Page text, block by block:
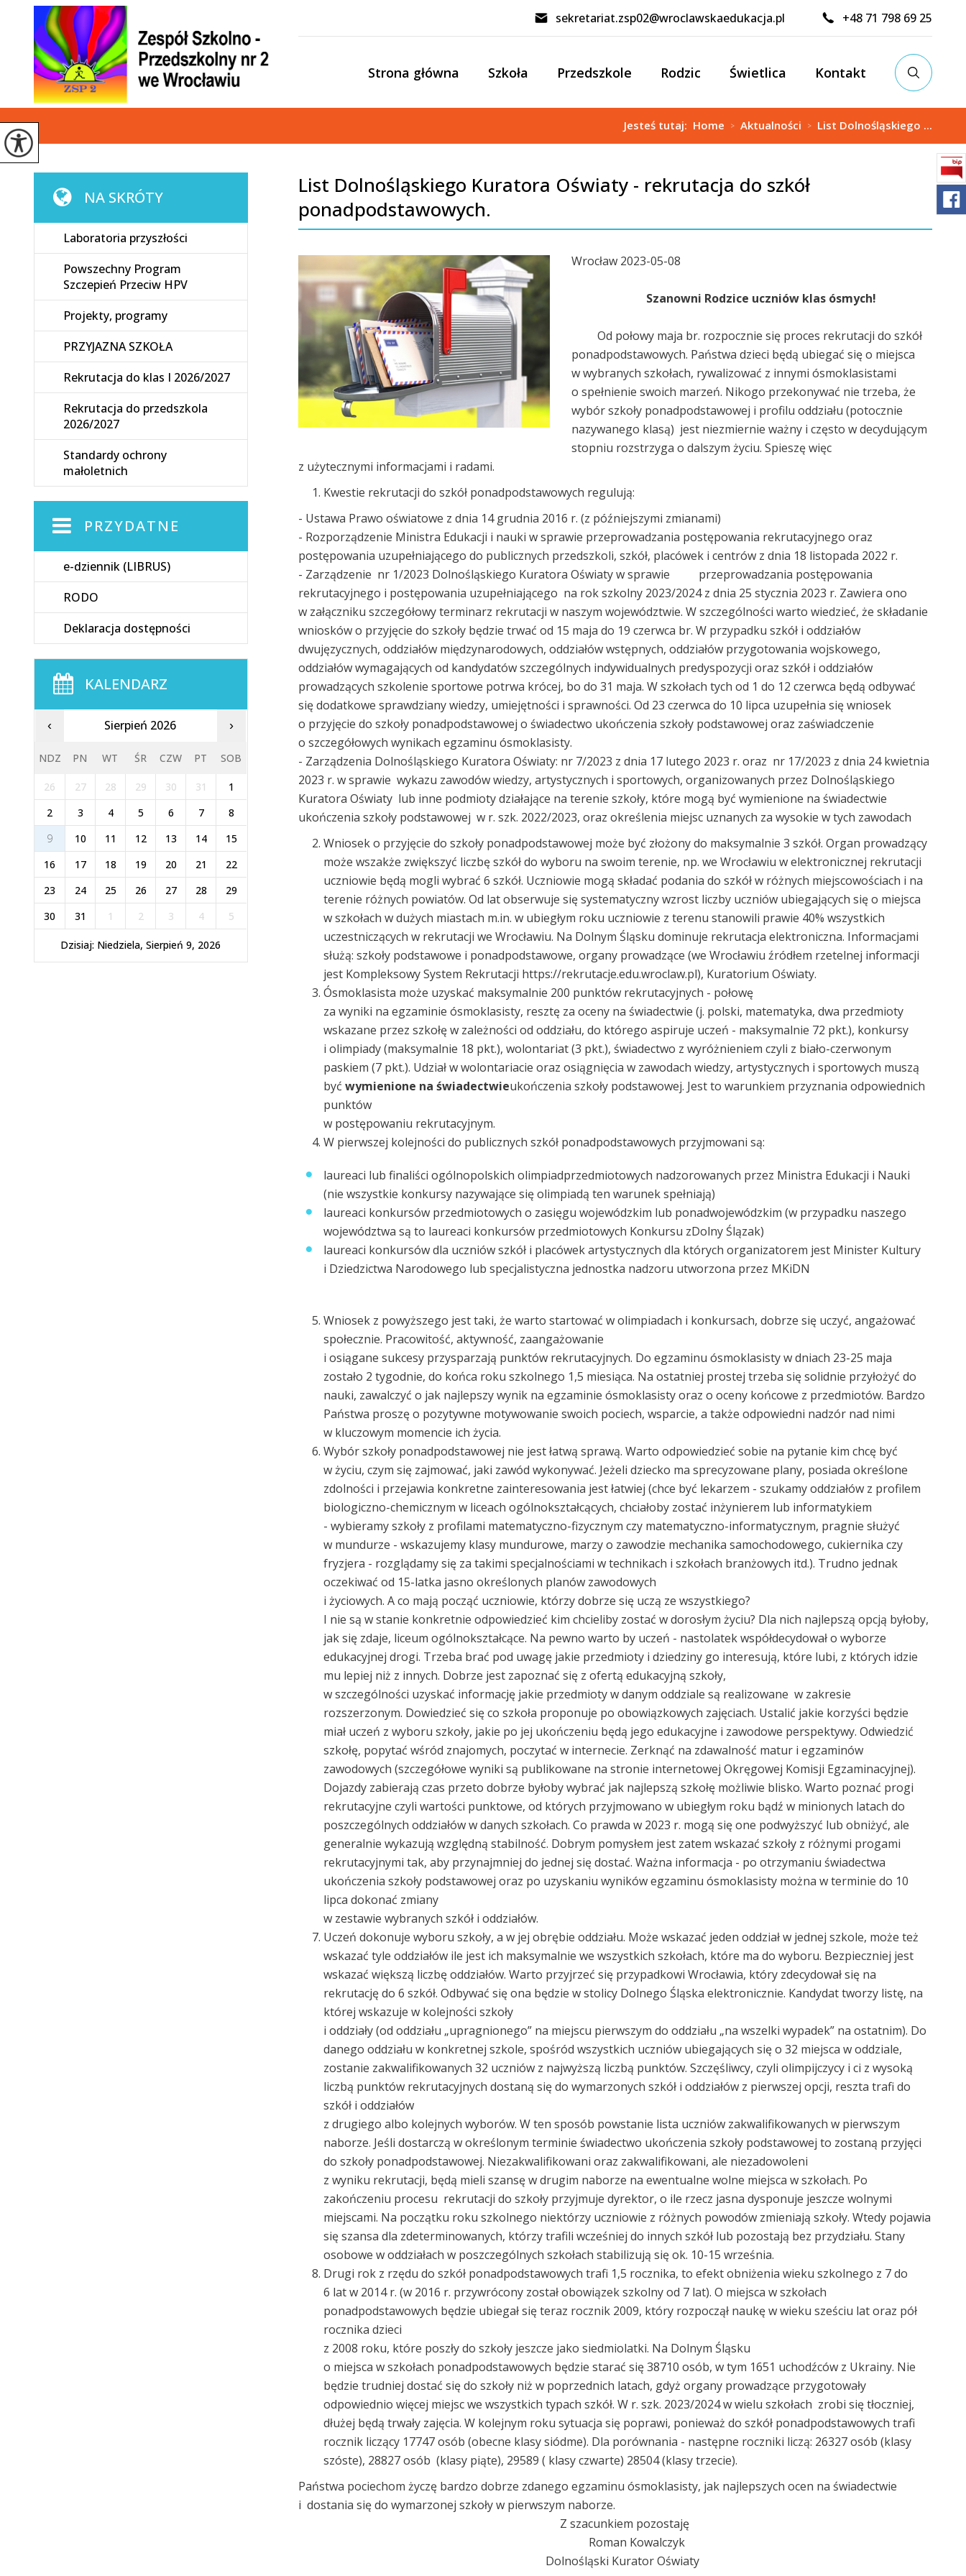
sekretariat.zsp02@wroclawskaedukacja.pl +48 71 798 69 25
Strona główna Szkoła Przedszkole Rodzic Świetlica Kontakt
Jesteś tutaj: Home > Aktualności > List Dolnośląskiego ...
List Dolnośląskiego Kuratora Oświaty - rekrutacja do szkół
ponadpodstawowych.
Wrocław 2023-05-08
Szanowni Rodzice uczniów klas ósmych!
Od połowy maja br. rozpocznie się proces rekrutacji do szkół
ponadpodstawowych. Państwa dzieci będą ubiegać się o miejsca
w wybranych szkołach, rywalizować z innymi ósmoklasistami
o spełnienie swoich marzeń. Nikogo przekonywać nie trzeba, że
wybór szkoły ponadpodstawowej i profilu oddziału (potocznie
nazywanego klasą) jest niezmiernie ważny i często w decydującym
stopniu rozstrzyga o dalszym życiu. Spieszę więc
z użytecznymi informacjami i radami.
Kwestie rekrutacji do szkół ponadpodstawowych regulują:
- Ustawa Prawo oświatowe z dnia 14 grudnia 2016 r. (z późniejszymi zmianami)
- Rozporządzenie Ministra Edukacji i nauki w sprawie przeprowadzania postępowania rekrutacyjnego oraz
postępowania uzupełniającego do publicznych przedszkoli, szkół, placówek i centrów z dnia 18 listopada 2022 r.
- Zarządzenie nr 1/2023 Dolnośląskiego Kuratora Oświaty w sprawie przeprowadzania postępowania
rekrutacyjnego i postępowania uzupełniającego na rok szkolny 2023/2024 z dnia 25 stycznia 2023 r. Zawiera ono
w załączniku szczegółowy terminarz rekrutacji w naszym województwie. W szczególności warto wiedzieć, że składanie
wniosków o przyjęcie do szkoły będzie trwać od 15 maja do 19 czerwca br. W przypadku szkół i oddziałów
dwujęzycznych, oddziałów międzynarodowych, oddziałów wstępnych, oddziałów przygotowania wojskowego,
oddziałów wymagających od kandydatów szczególnych indywidualnych predyspozycji oraz szkół i oddziałów
prowadzących szkolenie sportowe potrwa krócej, bo do 31 maja. W szkołach tych od 1 do 12 czerwca będą odbywać
się dodatkowe sprawdziany wiedzy, umiejętności i sprawności. Od 23 czerwca do 10 lipca uzupełnia się wniosek
o przyjęcie do szkoły ponadpodstawowej o świadectwo ukończenia szkoły podstawowej oraz zaświadczenie
o szczegółowych wynikach egzaminu ósmoklasisty.
- Zarządzenia Dolnośląskiego Kuratora Oświaty: nr 7/2023 z dnia 17 lutego 2023 r. oraz nr 17/2023 z dnia 24 kwietnia
2023 r. w sprawie wykazu zawodów wiedzy, artystycznych i sportowych, organizowanych przez Dolnośląskiego
Kuratora Oświaty lub inne podmioty działające na terenie szkoły, które mogą być wymienione na świadectwie
ukończenia szkoły podstawowej w r. szk. 2022/2023, oraz określenia miejsc uznanych za wysokie w tych zawodach
Wniosek o przyjęcie do szkoły ponadpodstawowej może być złożony do maksymalnie 3 szkół. Organ prowadzący
może wszakże zwiększyć liczbę szkół do wyboru na swoim terenie, np. we Wrocławiu w elektronicznej rekrutacji
uczniowie będą mogli wybrać 6 szkół. Uczniowie mogą składać podania do szkół w różnych miejscowościach i na
terenie różnych powiatów. Od lat obserwuje się systematyczny wzrost liczby uczniów ubiegających się o miejsca
w szkołach w dużych miastach m.in. w ubiegłym roku uczniowie z terenu stanowili prawie 40% wszystkich
uczestniczących w rekrutacji we Wrocławiu. Na Dolnym Śląsku dominuje rekrutacja elektroniczna. Informacjami
służą: szkoły podstawowe i ponadpodstawowe, organy prowadzące (we Wrocławiu źródłem rzetelnej informacji
jest Kompleksowy System Rekrutacji https://rekrutacje.edu.wroclaw.pl), Kuratorium Oświaty.
Ósmoklasista może uzyskać maksymalnie 200 punktów rekrutacyjnych - połowę
za wyniki na egzaminie ósmoklasisty, resztę za oceny na świadectwie (j. polski, matematyka, dwa przedmioty
wskazane przez szkołę w zależności od oddziału, do którego aspiruje uczeń - maksymalnie 72 pkt.), konkursy
i olimpiady (maksymalnie 18 pkt.), wolontariat (3 pkt.), świadectwo z wyróżnieniem czyli z biało-czerwonym
paskiem (7 pkt.). Udział w wolontariacie oraz osiągnięcia w zawodach wiedzy, artystycznych i sportowych muszą
być wymienione na świadectwieukończenia szkoły podstawowej. Jest to warunkiem przyznania odpowiednich
punktów
w postępowaniu rekrutacyjnym.
W pierwszej kolejności do publicznych szkół ponadpodstawowych przyjmowani są:
laureaci lub finaliści ogólnopolskich olimpiadprzedmiotowych nadzorowanych przez Ministra Edukacji i Nauki
(nie wszystkie konkursy nazywające się olimpiadą ten warunek spełniają)
laureaci konkursów przedmiotowych o zasięgu wojewódzkim lub ponadwojewódzkim (w przypadku naszego
województwa są to laureaci konkursów przedmiotowych Konkursu zDolny Ślązak)
laureaci konkursów dla uczniów szkół i placówek artystycznych dla których organizatorem jest Minister Kultury
i Dziedzictwa Narodowego lub specjalistyczna jednostka nadzoru utworzona przez MKiDN
Wniosek z powyższego jest taki, że warto startować w olimpiadach i konkursach, dobrze się uczyć, angażować
społecznie. Pracowitość, aktywność, zaangażowanie
i osiągane sukcesy przysparzają punktów rekrutacyjnych. Do egzaminu ósmoklasisty w dniach 23-25 maja
zostało 2 tygodnie, do końca roku szkolnego 1,5 miesiąca. Na ostatniej prostej trzeba się solidnie przyłożyć do
nauki, zawalczyć o jak najlepszy wynik na egzaminie ósmoklasisty oraz o oceny końcowe z przedmiotów. Bardzo
Państwa proszę o pozytywne motywowanie swoich pociech, wsparcie, a także odpowiedni nadzór nad nimi
w kluczowym momencie ich życia.
Wybór szkoły ponadpodstawowej nie jest łatwą sprawą. Warto odpowiedzieć sobie na pytanie kim chcę być
w życiu, czym się zajmować, jaki zawód wykonywać. Jeżeli dziecko ma sprecyzowane plany, posiada określone
zdolności i przejawia konkretne zainteresowania jest łatwiej (chce być lekarzem - szukamy oddziałów z profilem
biologiczno-chemicznym w liceach ogólnokształcących, chciałoby zostać inżynierem lub informatykiem
- wybieramy szkoły z profilami matematyczno-fizycznym czy matematyczno-informatycznym, pragnie służyć
w mundurze - wskazujemy klasy mundurowe, marzy o zawodzie mechanika samochodowego, cukiernika czy
fryzjera - rozglądamy się za takimi specjalnościami w technikach i szkołach branżowych itd.). Trudno jednak
oczekiwać od 15-latka jasno określonych planów zawodowych
i życiowych. A co mają począć uczniowie, którzy dobrze się uczą ze wszystkiego?
I nie są w stanie konkretnie odpowiedzieć kim chcieliby zostać w dorosłym życiu? Dla nich najlepszą opcją byłoby,
jak się zdaje, liceum ogólnokształcące. Na pewno warto by uczeń - nastolatek współdecydował o wyborze
edukacyjnej drogi. Trzeba brać pod uwagę jakie przedmioty i dziedziny go interesują, które lubi, z których idzie
mu lepiej niż z innych. Dobrze jest zapoznać się z ofertą edukacyjną szkoły,
w szczególności uzyskać informację jakie przedmioty w danym oddziale są realizowane w zakresie
rozszerzonym. Dowiedzieć się co szkoła proponuje po obowiązkowych zajęciach. Ustalić jakie korzyści będzie
miał uczeń z wyboru szkoły, jakie po jej ukończeniu będą jego edukacyjne i zawodowe perspektywy. Odwiedzić
szkołę, popytać wśród znajomych, poczytać w internecie. Zerknąć na zdawalność matur i egzaminów
zawodowych (szczegółowe wyniki są publikowane na stronie internetowej Okręgowej Komisji Egzaminacyjnej).
Dojazdy zabierają czas przeto dobrze byłoby wybrać jak najlepszą szkołę możliwie blisko. Warto poznać progi
rekrutacyjne czyli wartości punktowe, od których przyjmowano w ubiegłym roku bądź w minionych latach do
poszczególnych oddziałów w danych szkołach. Co prawda w 2023 r. mogą się one podwyższyć lub obniżyć, ale
generalnie wykazują względną stabilność. Dobrym pomysłem jest zatem wskazać szkoły z różnymi progami
rekrutacyjnymi tak, aby przynajmniej do jednej się dostać. Ważna informacja - po otrzymaniu świadectwa
ukończenia szkoły podstawowej oraz po uzyskaniu wyników egzaminu ósmoklasisty można w terminie do 10
lipca dokonać zmiany
w zestawie wybranych szkół i oddziałów.
Uczeń dokonuje wyboru szkoły, a w jej obrębie oddziału. Może wskazać jeden oddział w jednej szkole, może też
wskazać tyle oddziałów ile jest ich maksymalnie we wszystkich szkołach, które ma do wyboru. Bezpieczniej jest
wskazać większą liczbę oddziałów. Warto przyjrzeć się przypadkowi Wrocławia, który zdecydował się na
rekrutację do 6 szkół. Odbywać się ona będzie w stolicy Dolnego Śląska elektronicznie. Kandydat tworzy listę, na
której wskazuje w kolejności szkoły
i oddziały (od oddziału „upragnionego” na miejscu pierwszym do oddziału „na wszelki wypadek” na ostatnim). Do
danego oddziału w konkretnej szkole, spośród wszystkich uczniów ubiegających się o 32 miejsca w oddziale,
zostanie zakwalifikowanych 32 uczniów z najwyższą liczbą punktów. Szczęśliwcy, czyli olimpijczycy i ci z wysoką
liczbą punktów rekrutacyjnych dostaną się do wymarzonych szkół i oddziałów z pierwszej opcji, reszta trafi do
szkół i oddziałów
z drugiego albo kolejnych wyborów. W ten sposób powstanie lista uczniów zakwalifikowanych w pierwszym
naborze. Jeśli dostarczą w określonym terminie świadectwo ukończenia szkoły podstawowej to zostaną przyjęci
do szkoły ponadpodstawowej. Niezakwalifikowani oraz zakwalifikowani, ale niezadowoleni
z wyniku rekrutacji, będą mieli szansę w drugim naborze na ewentualne wolne miejsca w szkołach. Po
zakończeniu procesu rekrutacji do szkoły przyjmuje dyrektor, o ile rzecz jasna dysponuje jeszcze wolnymi
miejscami. Na początku roku szkolnego niektórzy uczniowie z różnych powodów zmieniają szkoły. Wtedy pojawia
się szansa dla zdeterminowanych, którzy trafili wcześniej do innych szkół lub pozostają bez przydziału. Stany
osobowe w oddziałach w poszczególnych szkołach stabilizują się ok. 10-15 września.
Drugi rok z rzędu do szkół ponadpodstawowych trafi 1,5 rocznika, to efekt obniżenia wieku szkolnego z 7 do
6 lat w 2014 r. (w 2016 r. przywrócony został obowiązek szkolny od 7 lat). O miejsca w szkołach
ponadpodstawowych będzie ubiegał się teraz rocznik 2009, który rozpoczął naukę w wieku sześciu lat oraz pół
rocznika dzieci
z 2008 roku, które poszły do szkoły jeszcze jako siedmiolatki. Na Dolnym Śląsku
o miejsca w szkołach ponadpodstawowych będzie starać się 38710 osób, w tym 1651 uchodźców z Ukrainy. Nie
będzie trudniej dostać się do szkoły niż w poprzednich latach, gdyż organy prowadzące przygotowały
odpowiednio więcej miejsc we wszystkich typach szkół. W r. szk. 2023/2024 w wielu szkołach zrobi się tłoczniej,
dłużej będą trwały zajęcia. W kolejnym roku sytuacja się poprawi, ponieważ do szkół ponadpodstawowych trafi
rocznik liczący 17747 osób (obecne klasy siódme). Dla porównania - następne roczniki liczą: 26327 osób (klasy
szóste), 28827 osób (klasy piąte), 29589 ( klasy czwarte) 28504 (klasy trzecie).
Państwa pociechom życzę bardzo dobrze zdanego egzaminu ósmoklasisty, jak najlepszych ocen na świadectwie
i dostania się do wymarzonej szkoły w pierwszym naborze.
Z szacunkiem pozostaję
Roman Kowalczyk
Dolnośląski Kurator Oświaty
NA SKRÓTY
Laboratoria przyszłości
Powszechny Program
Szczepień Przeciw HPV
Projekty, programy
PRZYJAZNA SZKOŁA
Rekrutacja do klas I 2026/2027
Rekrutacja do przedszkola
2026/2027
Standardy ochrony
małoletnich
PRZYDATNE
e-dziennik (LIBRUS)
RODO
Deklaracja dostępności
KALENDARZ
‹ Sierpień 2026 ›
NDZ PN WT ŚR CZW PT SOB
26 27 28 29 30 31
1
2
3 4 5 6 7
8
9
10 11 12 13 14
15
16
17 18 19 20 21
22
23
24 25 26 27 28
29
30
31 1 2 3 4 5
Dzisiaj: Niedziela, Sierpień 9, 2026